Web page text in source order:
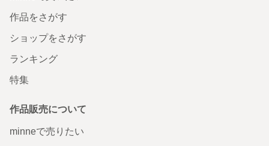
作品をさがす
ショップをさがす
ランキング
特集
作品販売について
minneで売りたい